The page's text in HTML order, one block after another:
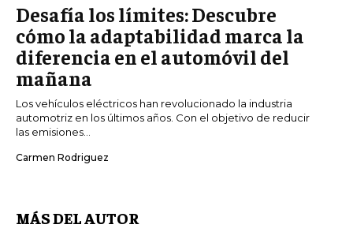
Desafía los límites: Descubre
cómo la adaptabilidad marca la
diferencia en el automóvil del
mañana
Los vehículos eléctricos han revolucionado la industria
automotriz en los últimos años. Con el objetivo de reducir
las emisiones...
Carmen Rodriguez
MÁS DEL AUTOR